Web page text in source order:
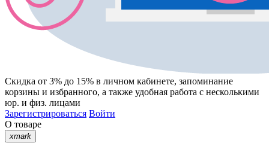
Скидка от 3% до 15% в личном кабинете, запоминание
корзины и избранного, а также удобная работа с несколькими
юр. и физ. лицами
Зарегистрироваться Войти
О товаре
xmark